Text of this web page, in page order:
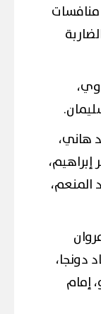
هاني،
إبراهيم،
المنعم،
دونجا،
إمام